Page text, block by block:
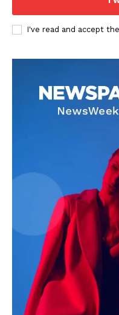
AIN NEWS 1
Contact Us
Privacy Policy
Terms of Use
Facebook
X
I've read and accept the